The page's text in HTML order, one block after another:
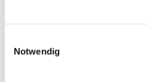
selbst entscheiden, welchen
möchten. Ihre Auswahl
Notwendig